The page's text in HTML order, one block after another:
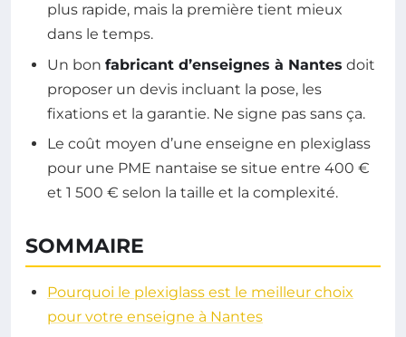
plus rapide, mais la première tient mieux
dans le temps.
Un bon fabricant d’enseignes à Nantes doit
proposer un devis incluant la pose, les
fixations et la garantie. Ne signe pas sans ça.
Le coût moyen d’une enseigne en plexiglass
pour une PME nantaise se situe entre 400 €
et 1 500 € selon la taille et la complexité.
SOMMAIRE
Pourquoi le plexiglass est le meilleur choix
pour votre enseigne à Nantes